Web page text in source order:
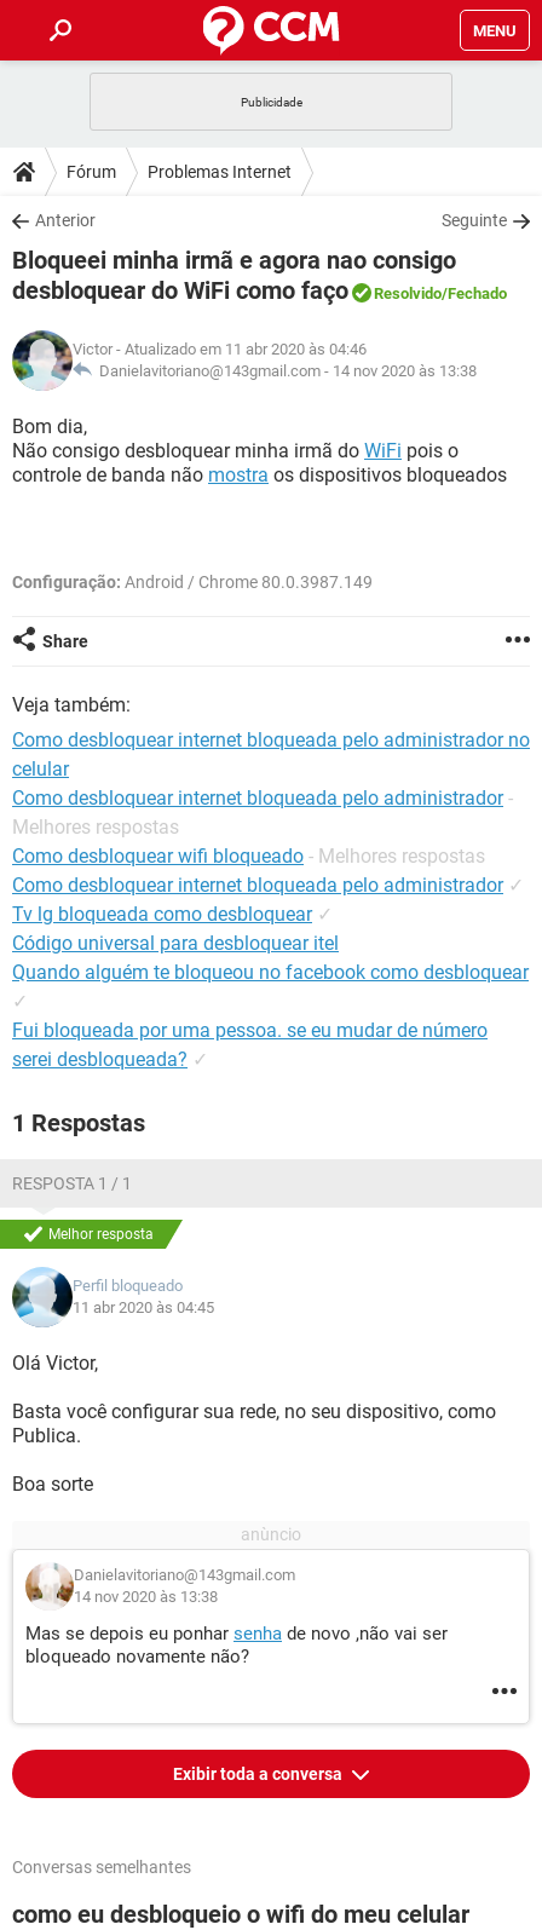
MENU
CELULAR FACEBOOK
OUTLOOK
INSTAGRAM GMAIL
GUIA DE COMPRAS
DICAS
JOGOS WHATSAPP
OUTLOOK EXCEL
GUIA DE COMPRAS
DOWNLOADS
JOGOS WHATSAPP
CELULAR FACEBOOK
OUTLOOK EXCEL
INSTAGRAM
GUIA DE COMPRAS
FÓRUM
CELULAR FACEBOOK
INSTAGRAM GMAIL
GLOSSÁRIO
JOGOS
CELULAR
OUTLOOK EXCEL
Fórum Problemas Internet
Anterior Seguinte
Bloqueei minha irmã e agora nao consigo
desbloquear do WiFi como faço
Resolvido/Fechado
Victor - Atualizado em 11 abr 2020 às 04:46
Danielavitoriano@143gmail.com - 14 nov 2020 às 13:38
Bom dia,
Não consigo desbloquear minha irmã do WiFi pois o
controle de banda não mostra os dispositivos bloqueados
Configuração: Android / Chrome 80.0.3987.149
Share
Veja também:
Como desbloquear internet bloqueada pelo administrador no
celular
Como desbloquear internet bloqueada pelo administrador -
Melhores respostas
Como desbloquear wifi bloqueado - Melhores respostas
Como desbloquear internet bloqueada pelo administrador ✓
Tv lg bloqueada como desbloquear ✓
Código universal para desbloquear itel
Quando alguém te bloqueou no facebook como desbloquear
✓
Fui bloqueada por uma pessoa. se eu mudar de número
serei desbloqueada? ✓
1 Respostas
RESPOSTA 1 / 1
Melhor resposta
Perfil bloqueado
11 abr 2020 às 04:45
Olá Victor,
Basta você configurar sua rede, no seu dispositivo, como
Publica.
Boa sorte
Danielavitoriano@143gmail.com
14 nov 2020 às 13:38
Mas se depois eu ponhar senha de novo ,não vai ser
bloqueado novamente não?
Exibir toda a conversa
Conversas semelhantes
como eu desbloqueio o wifi do meu celular